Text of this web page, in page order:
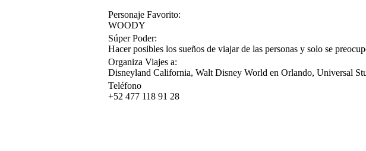
Personaje Favorito:
WOODY
Súper Poder:
Hacer posibles los sueños de viajar de las personas y solo se
Organiza Viajes a:
Disneyland California, Walt Disney World en Orlando, Universal
Teléfono
+52 477 118 91 28